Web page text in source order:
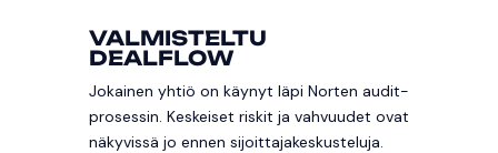
VALMISTELTU
DEALFLOW
Jokainen yhtiö on käynyt läpi Norten audit-
prosessin. Keskeiset riskit ja vahvuudet ovat
näkyvissä jo ennen sijoittajakeskusteluja.